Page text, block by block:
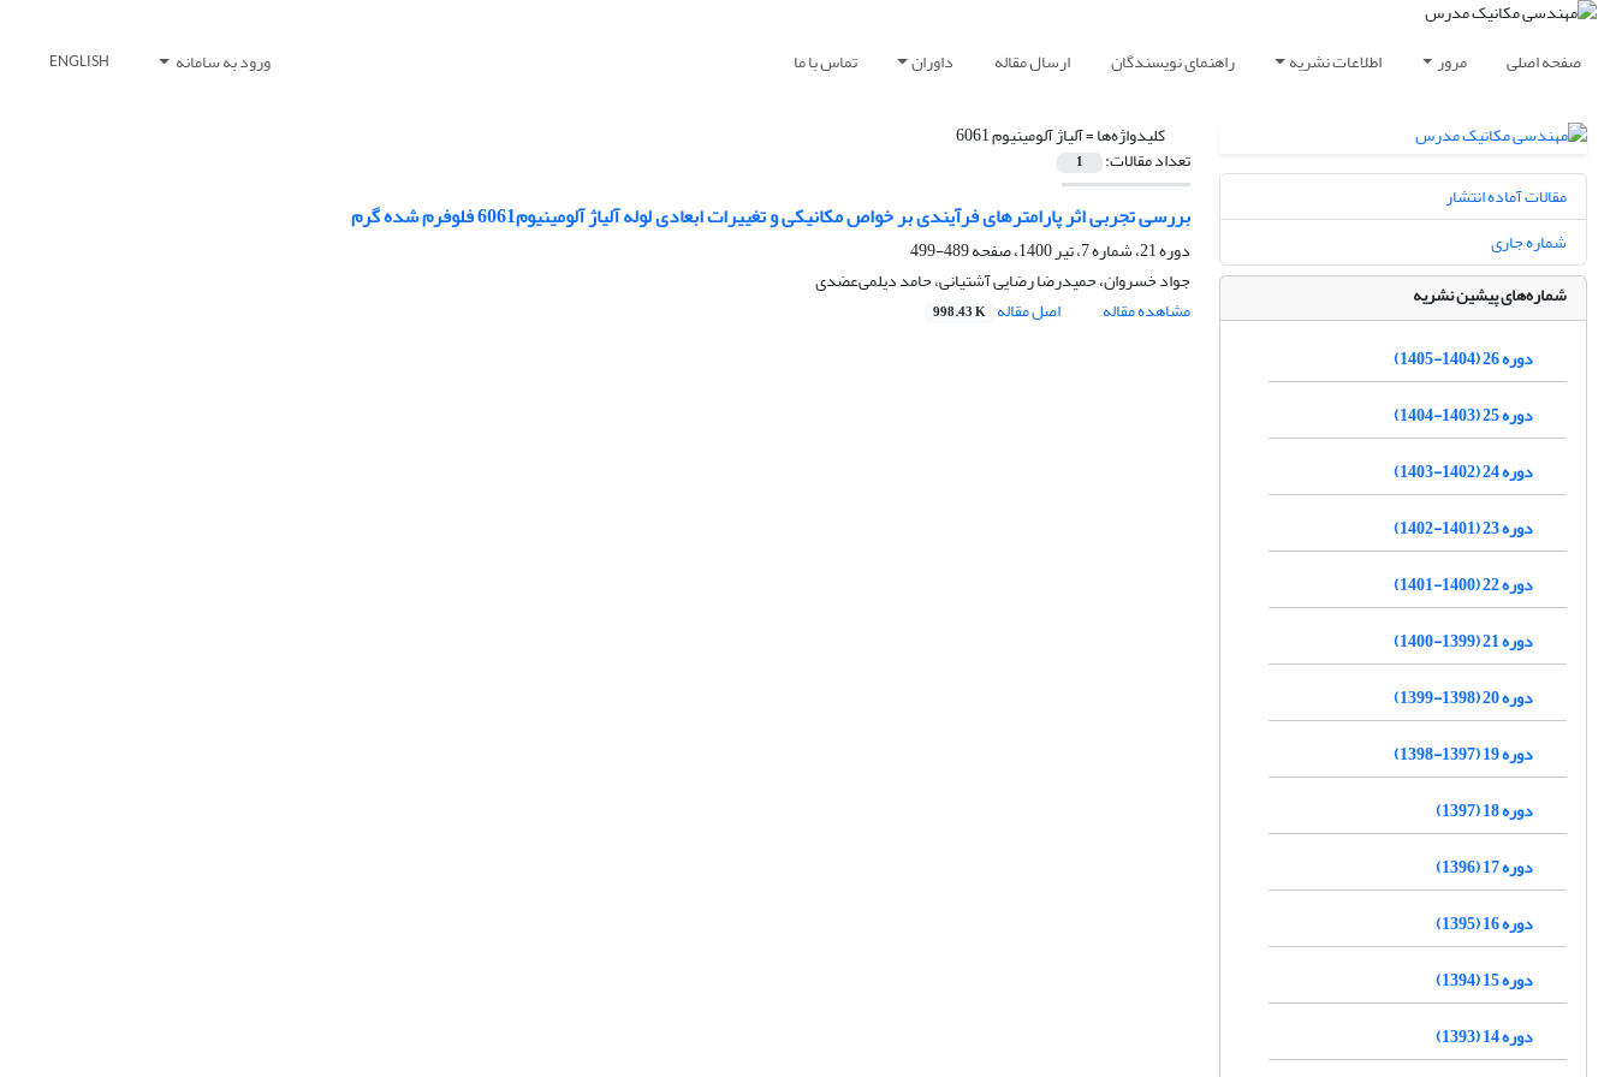
صفحه اصلی مرور اطلاعات نشریه راهنمای نویسندگان ارسال مقاله داوران تماس با ما ورود به سامانه ENGLISH
کلیدواژه‌ها =آلیاژ آلومینیوم 6061
تعداد مقالات: 1
بررسی تجربی اثر پارامترهای فرآیندی بر خواص مکانیکی و تغییرات ابعادی لوله آلیاژ آلومینیوم6061 فلوفرم شده گرم
دوره 21، شماره 7، تیر 1400، صفحه
489-499
جواد خسروان، حمیدرضا رضایی آشتیانی، حامد دیلمی‌عضدی
مشاهده مقاله
اصل مقاله 998.43 K
مقالات آماده انتشار
شماره جاری
شماره‌های پیشین نشریه
دوره 26 (1404-1405)
دوره 25 (1403-1404)
دوره 24 (1402-1403)
دوره 23 (1401-1402)
دوره 22 (1400-1401)
دوره 21 (1399-1400)
دوره 20 (1398-1399)
دوره 19 (1397-1398)
دوره 18 (1397)
دوره 17 (1396)
دوره 16 (1395)
دوره 15 (1394)
دوره 14 (1393)